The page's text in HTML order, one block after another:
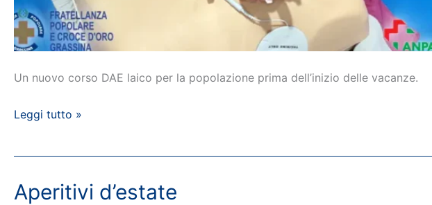
Un nuovo corso DAE laico per la popolazione prima dell’inizio delle vacanze.
Corso
Laico
Leggi tutto »
Aperitivi d’estate